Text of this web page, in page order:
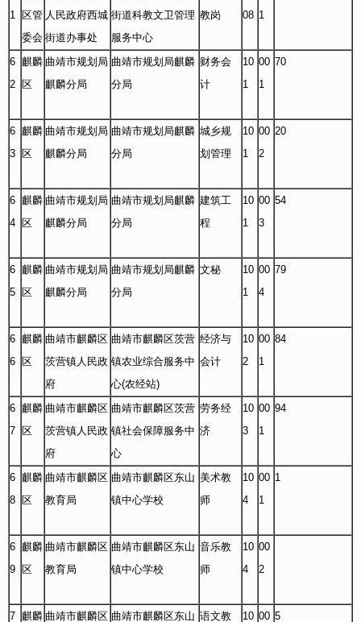
1 区管
委会
人民政府西城
街道办事处
街道科教文卫管理
服务中心
教岗
08 1
6
2
麒麟
区
曲靖市规划局
麒麟分局
曲靖市规划局麒麟
分局
财务会
计
10
1
00
1
70
6
3
麒麟
区
曲靖市规划局
麒麟分局
曲靖市规划局麒麟
分局
城乡规
划管理
10
1
00
2
20
6
4
麒麟
区
曲靖市规划局
麒麟分局
曲靖市规划局麒麟
分局
建筑工
程
10
1
00
3
54
6
5
麒麟
区
曲靖市规划局
麒麟分局
曲靖市规划局麒麟
分局
文秘
10
1
00
4
79
6
6
麒麟
区
曲靖市麒麟区
茨营镇人民政
府
曲靖市麒麟区茨营
镇农业综合服务中
心(农经站)
经济与
会计
10
2
00
1
84
6
7
麒麟
区
曲靖市麒麟区
茨营镇人民政
府
曲靖市麒麟区茨营
镇社会保障服务中
心
劳务经
济
10
3
00
1
94
6
8
麒麟
区
曲靖市麒麟区
教育局
曲靖市麒麟区东山
镇中心学校
美术教
师
10
4
00
1
1
6
9
麒麟
区
曲靖市麒麟区
教育局
曲靖市麒麟区东山
镇中心学校
音乐教
师
10
4
00
2
7 麒麟 曲靖市麒麟区 曲靖市麒麟区东山 语文教 10 00 5